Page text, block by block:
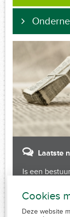
Laatste
Is een
Cookies
Deze website